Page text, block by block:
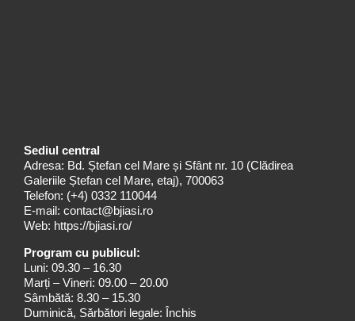
Sediul central
Adresa: Bd. Ștefan cel Mare și Sfânt nr. 10 (Clădirea
Galeriile Ștefan cel Mare, etaj), 700063
Telefon: (+4) 0332 110044
E-mail: contact@bjiasi.ro
Web: https://bjiasi.ro/
Program cu publicul:
Luni: 09.30 – 16.30
Marți – Vineri: 09.00 – 20.00
Sâmbătă: 8.30 – 15.30
Duminică, Sărbători legale: Închis